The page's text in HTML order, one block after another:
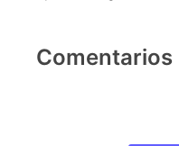
Comentarios